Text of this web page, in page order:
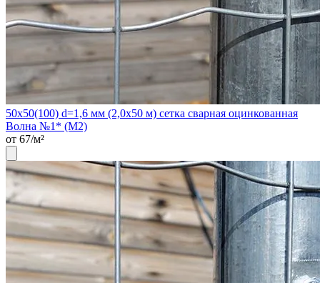
50х50(100) d=1,6 мм (2,0х50 м) сетка сварная оцинкованная
Волна №1* (М2)
от 67/м²